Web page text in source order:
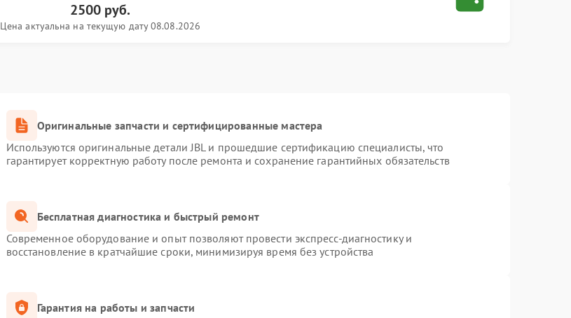
2500 руб.
Цена актуальна на текущую дату 08.08.2026
Оригинальные запчасти и сертифицированные мастера
Используются оригинальные детали JBL и прошедшие сертификацию специалисты, что
гарантирует корректную работу после ремонта и сохранение гарантийных обязательств
Бесплатная диагностика и быстрый ремонт
Современное оборудование и опыт позволяют провести экспресс-диагностику и
восстановление в кратчайшие сроки, минимизируя время без устройства
Гарантия на работы и запчасти